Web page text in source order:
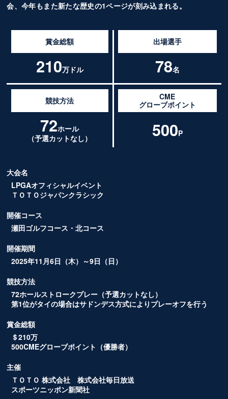
会、今年もまた新たな歴史の1ページが刻み込まれる。
賞金総額
210万ドル
出場選手
78名
競技方法
72ホール
（予選カットなし）
CME
グローブポイント
500P
大会名
LPGAオフィシャルイベント
ＴＯＴＯジャパンクラシック
開催コース
瀬田ゴルフコース・北コース
開催期間
2025年11月6日（木）～9日（日）
競技方法
72ホールストロークプレー（予選カットなし）
第1位がタイの場合はサドンデス方式によりプレーオフを行う
賞金総額
＄210万
500CMEグローブポイント（優勝者）
主催
ＴＯＴＯ 株式会社
株式会社毎日放送
スポーツニッポン新聞社